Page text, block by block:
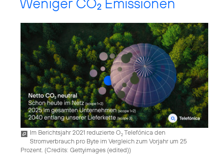
2
Im Berichtsjahr 2021 reduzierte O2Telefónica den
Stromverbrauch pro Byte im Vergleich zum Vorjahr um 25
Prozent. (Credits: Gettyimages (edited))